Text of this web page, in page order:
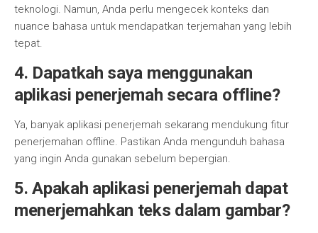
teknologi. Namun, Anda perlu mengecek konteks dan
nuance bahasa untuk mendapatkan terjemahan yang lebih
tepat.
4. Dapatkah saya menggunakan
aplikasi penerjemah secara offline?
Ya, banyak aplikasi penerjemah sekarang mendukung fitur
penerjemahan offline. Pastikan Anda mengunduh bahasa
yang ingin Anda gunakan sebelum bepergian.
5. Apakah aplikasi penerjemah dapat
menerjemahkan teks dalam gambar?